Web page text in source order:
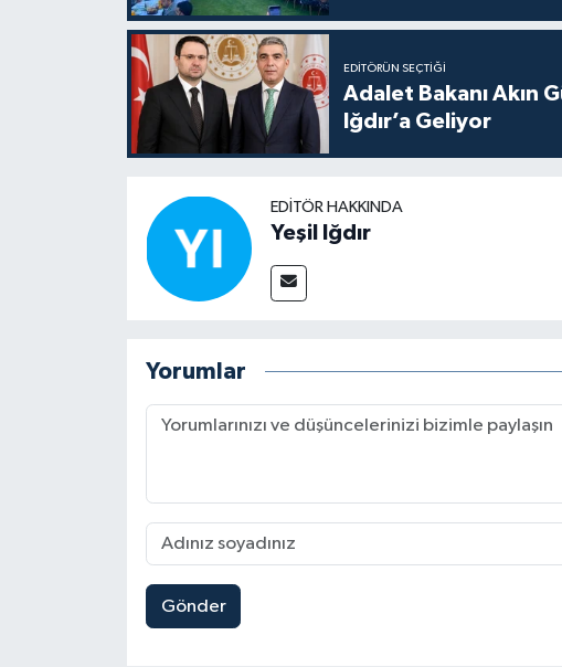
EDITÖRÜN SEÇTIĞI
Adalet Bakanı Akın
Iğdır’a Geliyor
EDITÖR HAKKINDA
Yeşil Iğdır
Yorumlar
Gönder